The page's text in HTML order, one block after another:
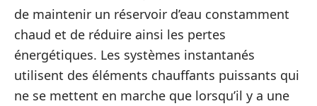
de maintenir un réservoir d’eau constamment
chaud et de réduire ainsi les pertes
énergétiques. Les systèmes instantanés
utilisent des éléments chauffants puissants qui
ne se mettent en marche que lorsqu’il y a une